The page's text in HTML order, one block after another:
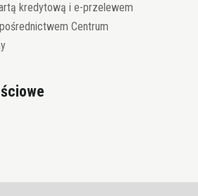
kredytową i e-przelewem
Centrum